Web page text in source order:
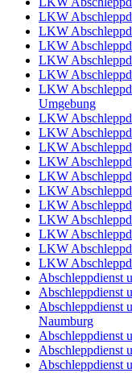
LKW
LKW
LKW
LKW
LKW
LKW
Umgebung
LKW
LKW
LKW
LKW
LKW
LKW
LKW
LKW
LKW
LKW
LKW
Abschleppdienst
Abschleppdienst
Abschleppdienst
Naumburg
Abschleppdienst
Abschleppdienst
Abschleppdienst